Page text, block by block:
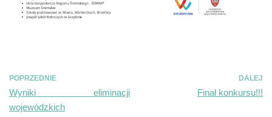
POPRZEDNIE
Wyniki eliminacji
wojewódzkich
DALEJ
Finał konkursu!!!